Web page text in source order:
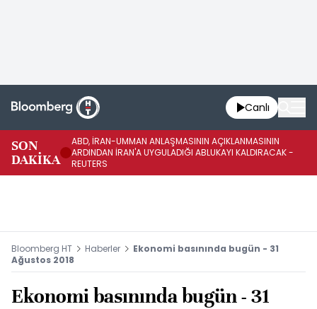
Canlı
SON
DAKİKA
ABD, İRAN-UMMAN ANLAŞMASININ AÇIKLANMASININ
ARDINDAN İRAN'A UYGULADIĞI ABLUKAYI KALDIRACAK -
REUTERS
Bloomberg HT Haberler
Ekonomi basınında bugün - 31
Ağustos 2018
Ekonomi basınında bugün - 31